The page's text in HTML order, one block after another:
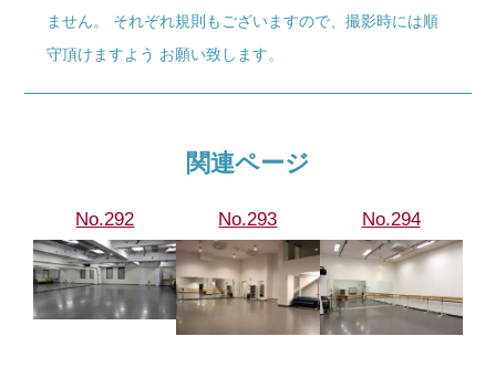
ません。 それぞれ規則もございますので、撮影時には順
守頂けますよう お願い致します。
関連ページ
No.292 No.293 No.294